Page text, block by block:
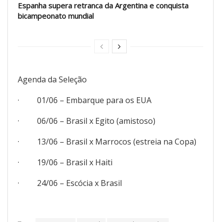
Espanha supera retranca da Argentina e conquista
bicampeonato mundial
Agenda da Seleção
· 01/06 – Embarque para os EUA
· 06/06 – Brasil x Egito (amistoso)
· 13/06 – Brasil x Marrocos (estreia na Copa)
· 19/06 – Brasil x Haiti
· 24/06 – Escócia x Brasil